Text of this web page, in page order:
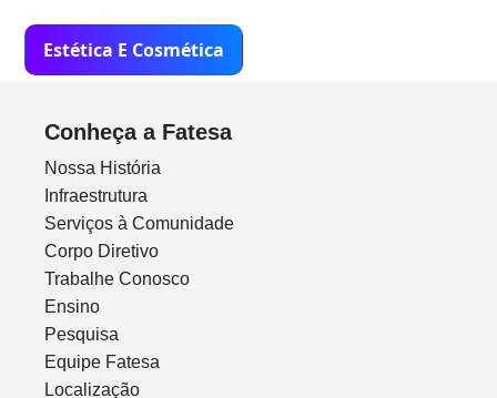
Estética E Cosmética
Conheça a Fatesa
Nossa História
Infraestrutura
Serviços à Comunidade
Corpo Diretivo
Trabalhe Conosco
Ensino
Pesquisa
Equipe Fatesa
Localização